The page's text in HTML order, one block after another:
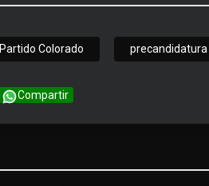
Partido Colorado precandidatura
Compartir